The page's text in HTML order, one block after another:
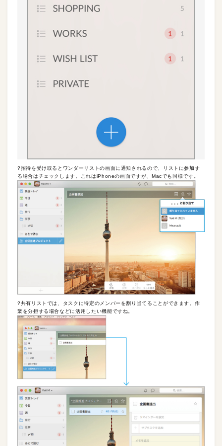
?招待を受け取るとワンダーリストの画面に通知されるので、リストに参加す
る場合はチェックします。これはiPhoneの画面ですが、Macでも同様です。
?共有リストでは、タスクに特定のメンバーを割り当てることができます。作
業を分担する場合などに活用したい機能ですね。